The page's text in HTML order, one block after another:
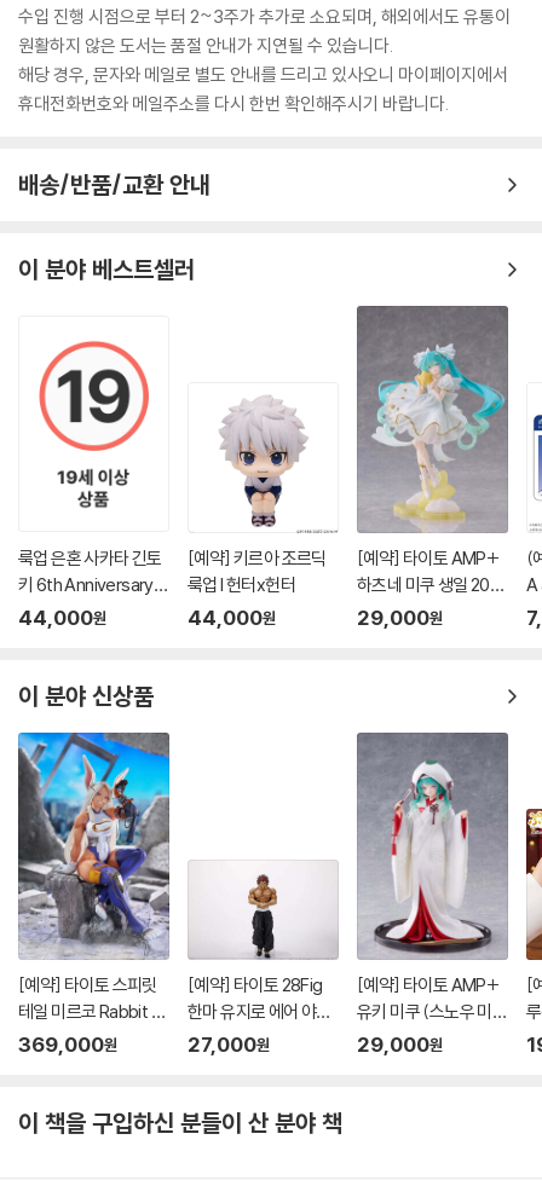
수입 진행 시점으로 부터 2~3주가 추가로 소요되며, 해외에서도 유통이
원활하지 않은 도서는 품절 안내가 지연될 수 있습니다.
해당 경우, 문자와 메일로 별도 안내를 드리고 있사오니 마이페이지에서
휴대전화번호와 메일주소를 다시 한번 확인해주시기 바랍니다.
배송/반품/교환 안내
이 분야 베스트셀러
룩업 은혼 사카타 긴토
키 6th Anniversary Li
mited Ver
44,000원
[예약] 키르아 조르딕
룩업 l 헌터x헌터
44,000원
[예약] 타이토 AMP+
하츠네 미쿠 생일 202
6 Star Dreamy 버전 l
29,000원
(
A
이 분야 신상품
[예약] 타이토 스피릿
테일 미르코 Rabbit 1/
7 l 나의히어로아카데
369,000원
[예약] 타이토 28Fig
한마 유지로 에어 야식
두부 된장국 l 바키 시리
27,000원
[예약] 타이토 AMP+
유키 미쿠 (스노우 미
쿠) 올스타즈 2013 버
29,000원
[
이 책을 구입하신 분들이 산 분야 책